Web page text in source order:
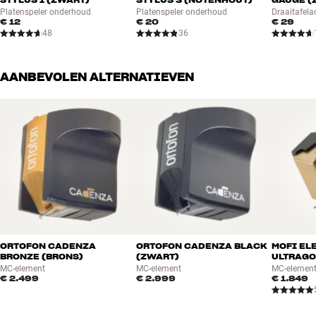
Platenspeler onderhoud
€ 12
48
Platenspeler onderhoud
€ 20
36
€ 29
AANBEVOLEN ALTERNATIEVEN
ORTOFON CADENZA
BRONZE (BRONS)
MC-element
€ 2.499
ORTOFON CADENZA BLACK
(ZWART)
MC-element
€ 2.999
MOFI
MC-
€ 1.849